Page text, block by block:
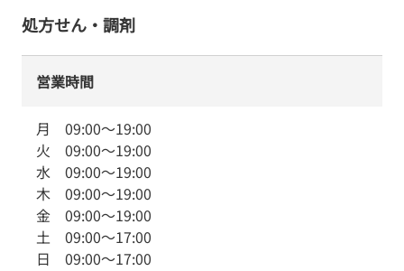
処方せん・調剤
営業時間
月 09:00～19:00
火 09:00～19:00
水 09:00～19:00
木 09:00～19:00
金 09:00～19:00
土 09:00～17:00
日 09:00～17:00